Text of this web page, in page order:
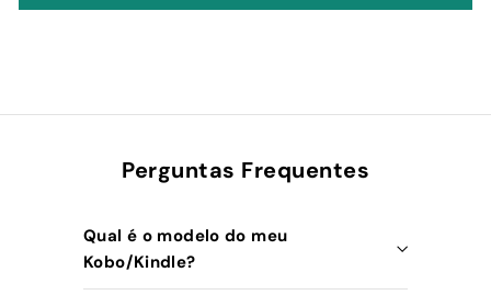
Perguntas Frequentes
Qual é o modelo do meu
Kobo/Kindle?